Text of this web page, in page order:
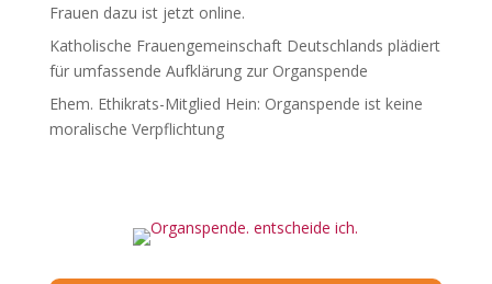
Frauen dazu ist jetzt online.
Katholische Frauengemeinschaft Deutschlands plädiert
für umfassende Aufklärung zur Organspende
Ehem. Ethikrats-Mitglied Hein: Organspende ist keine
moralische Verpflichtung